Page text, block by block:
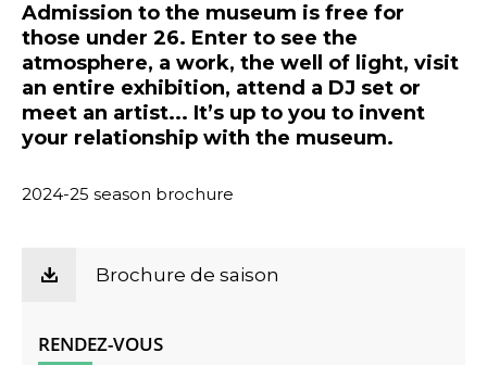
Admission to the museum is free for
those under 26. Enter to see the
atmosphere, a work, the well of light, visit
an entire exhibition, attend a DJ set or
meet an artist... It’s up to you to invent
your relationship with the museum.
2024-25 season brochure
Brochure de saison
RENDEZ-VOUS